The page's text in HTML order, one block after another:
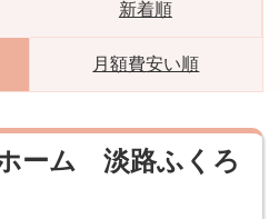
施設関係者の方へ
新着順
月額費安い順
ーム 淡路ふくろ